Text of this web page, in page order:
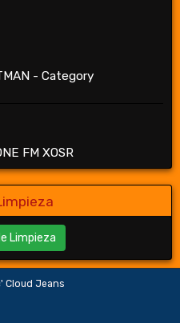
- Category
FM XOSR
Limpieza
Cloud Jeans